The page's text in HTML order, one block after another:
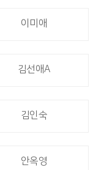
이미애
김선애A
김인숙
안옥영